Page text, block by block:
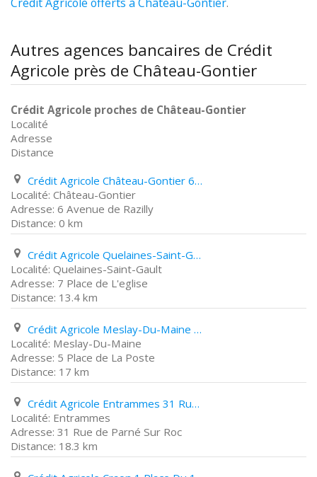
Autres agences bancaires de Crédit
Agricole près de Château-Gontier
Crédit Agricole proches de Château-Gontier
Localité
Adresse
Distance
Crédit Agricole Château-Gontier 6 Avenue de Razilly
Château-Gontier
6 Avenue de Razilly
0 km
Crédit Agricole Quelaines-Saint-Gault 7 Place de L'eglise
Quelaines-Saint-Gault
7 Place de L'eglise
13.4 km
Crédit Agricole Meslay-Du-Maine 5 Place de La Poste
Meslay-Du-Maine
5 Place de La Poste
17 km
Crédit Agricole Entrammes 31 Rue de Parné Sur Roc
Entrammes
31 Rue de Parné Sur Roc
18.3 km